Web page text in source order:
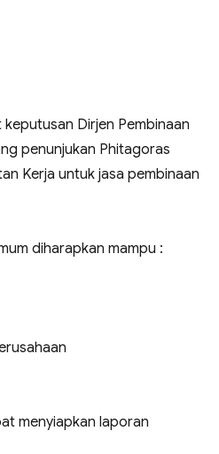
Dirjen Pembinaan
penunjukan Phitagoras
Kerja untuk jasa pembinaan
diharapkan mampu :
menyiapkan laporan